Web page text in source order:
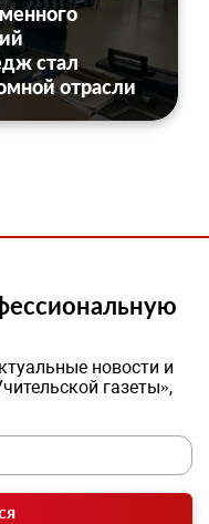
стал
отрасли
новости и
газеты»,